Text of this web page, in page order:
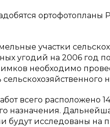
ортофотопланы
участки
угодий на 2006
необходимо
всего расположено
назначения.
будут исследованы на